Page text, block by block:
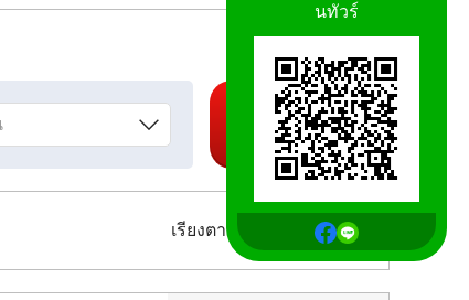
ค้นหาทัวร์
เรียงตาม
นทัวร์